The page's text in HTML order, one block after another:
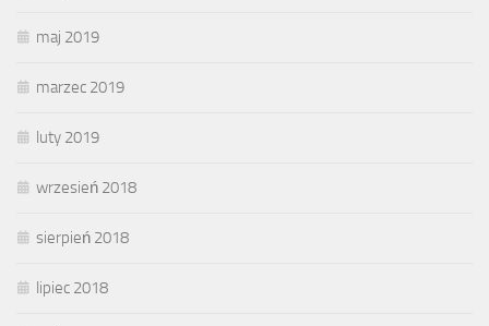
maj 2019
marzec 2019
luty 2019
wrzesień 2018
sierpień 2018
lipiec 2018